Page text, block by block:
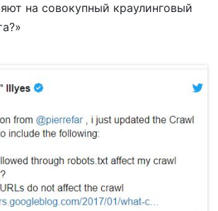
на совокупный краулинговый